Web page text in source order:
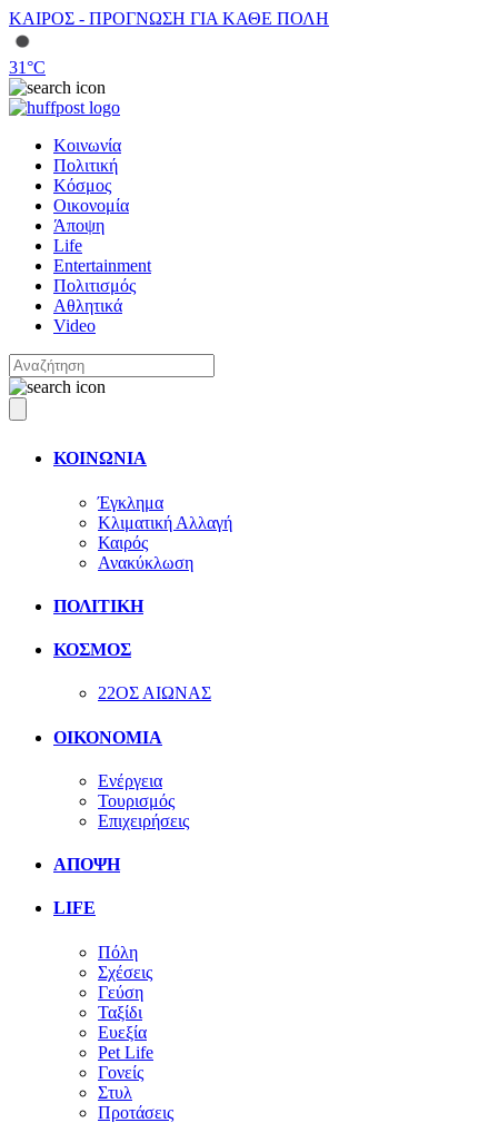
ΚΑΙΡΟΣ - ΠΡΟΓΝΩΣΗ ΓΙΑ ΚΑΘΕ ΠΟΛΗ
31°C
Κοινωνία
Πολιτική
Κόσμος
Οικονομία
Άποψη
Life
Entertainment
Πολιτισμός
Αθλητικά
Video
ΚΟΙΝΩΝΙΑ
Έγκλημα
Κλιματική Αλλαγή
Καιρός
Ανακύκλωση
ΠΟΛΙΤΙΚΗ
ΚΟΣΜΟΣ
22ΟΣ ΑΙΩΝΑΣ
ΟΙΚΟΝΟΜΙΑ
Ενέργεια
Τουρισμός
Επιχειρήσεις
ΑΠΟΨΗ
LIFE
Πόλη
Σχέσεις
Γεύση
Ταξίδι
Ευεξία
Pet Life
Γονείς
Στυλ
Προτάσεις